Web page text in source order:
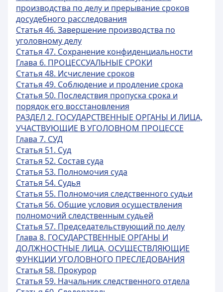
производства по делу и прерывание сроков
досудебного расследования
Статья 46. Завершение производства по
уголовному делу
Статья 47. Сохранение конфиденциальности
Глава 6. ПРОЦЕССУАЛЬНЫЕ СРОКИ
Статья 48. Исчисление сроков
Статья 49. Соблюдение и продление срока
Статья 50. Последствия пропуска срока и
порядок его восстановления
РАЗДЕЛ 2. ГОСУДАРСТВЕННЫЕ ОРГАНЫ И ЛИЦА,
УЧАСТВУЮЩИЕ В УГОЛОВНОМ ПРОЦЕССЕ
Глава 7. СУД
Статья 51. Суд
Статья 52. Состав суда
Статья 53. Полномочия суда
Статья 54. Судья
Статья 55. Полномочия следственного судьи
Статья 56. Общие условия осуществления
полномочий следственным судьей
Статья 57. Председательствующий по делу
Глава 8. ГОСУДАРСТВЕННЫЕ ОРГАНЫ И
ДОЛЖНОСТНЫЕ ЛИЦА, ОСУЩЕСТВЛЯЮЩИЕ
ФУНКЦИИ УГОЛОВНОГО ПРЕСЛЕДОВАНИЯ
Статья 58. Прокурор
Статья 59. Начальник следственного отдела